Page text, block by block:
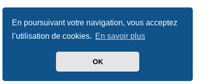
En poursuivant votre navigation, vous acceptez
l’utilisation de cookies. En savoir plus
OK